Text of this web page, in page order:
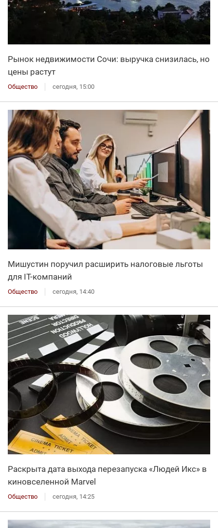
Рынок недвижимости Сочи: выручка снизилась, но
цены растут
Общество сегодня, 15:00
Мишустин поручил расширить налоговые льготы
для IT-компаний
Общество сегодня, 14:40
Раскрыта дата выхода перезапуска «Людей Икс» в
киновселенной Marvel
Общество сегодня, 14:25